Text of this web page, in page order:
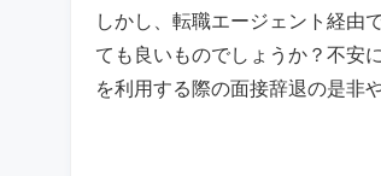
しかし、転職エージェント経由
ても良いものでしょうか？不安
を利用する際の面接辞退の是非